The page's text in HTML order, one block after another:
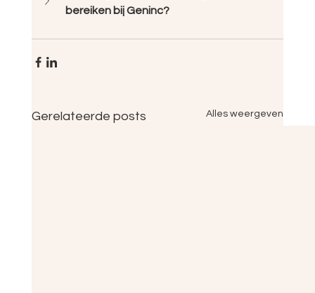
bereiken bij Geninc?
Gerelateerde posts Alles weergeven